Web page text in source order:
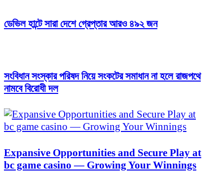
ডেভিল হান্টে সারা দেশে গ্রেপ্তার আরও ৪৯২ জন
সংবিধান সংস্কার পরিষদ নিয়ে সংকটের সমাধান না হলে রাজপথে
নামবে বিরোধী দল
Expansive Opportunities and Secure Play at
bc game casino — Growing Your Winnings